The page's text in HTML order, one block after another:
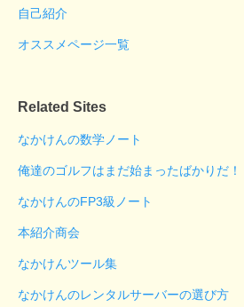
自己紹介
オススメページ一覧
Related Sites
なかけんの数学ノート
俺達のゴルフはまだ始まったばかりだ！
なかけんのFP3級ノート
本紹介商会
なかけんツール集
なかけんのレンタルサーバーの選び方